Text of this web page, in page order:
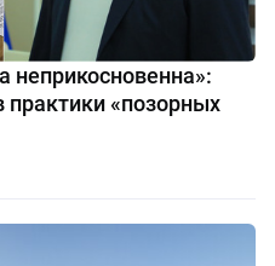
неприкосновенна»:
«позорных